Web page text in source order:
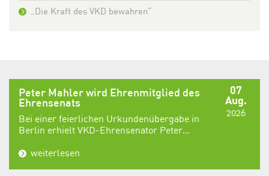
„Die Kraft des VKD bewahren“
07
Aug.
2026
Peter Mahler wird Ehrenmitglied des
Ehrensenats
Bei einer feierlichen Urkundenübergabe in
Berlin erhielt VKD-Ehrensenator Peter...
weiterlesen